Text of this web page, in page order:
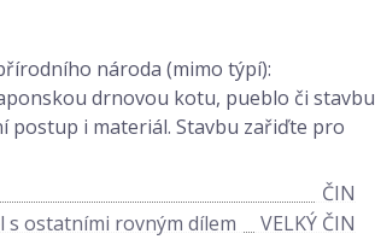
národa (mimo týpí):
drnovou kotu, pueblo či stavbu
postup i materiál. Stavbu zařiďte pro
ČIN
s ostatními rovným dílem
VELKÝ ČIN